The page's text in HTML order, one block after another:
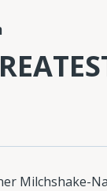
Milchshake-